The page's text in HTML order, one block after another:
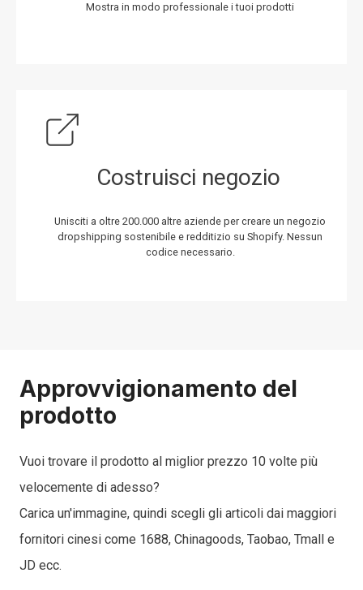
Mostra in modo professionale i tuoi prodotti
Costruisci negozio
Unisciti a oltre 200.000 altre aziende per creare un negozio
dropshipping sostenibile e redditizio su Shopify. Nessun
codice necessario.
Approvvigionamento del
prodotto
Vuoi trovare il prodotto al miglior prezzo 10 volte più
velocemente di adesso?
Carica un'immagine, quindi scegli gli articoli dai maggiori
fornitori cinesi come 1688, Chinagoods, Taobao, Tmall e
JD ecc.